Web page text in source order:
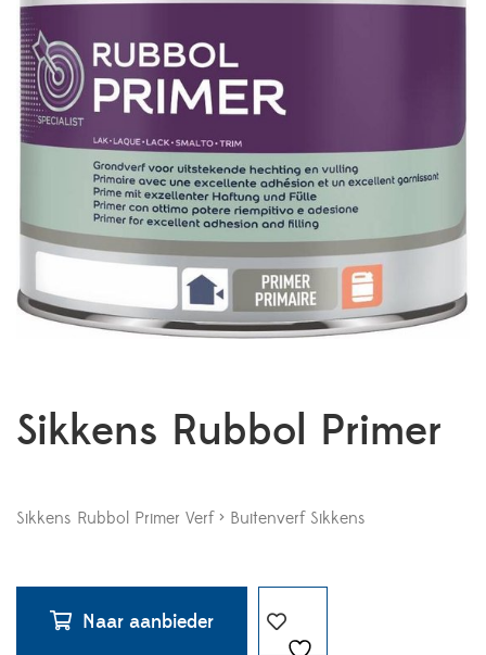
Sikkens Rubbol Primer
Sikkens Rubbol Primer Verf > Buitenverf Sikkens
Naar aanbieder